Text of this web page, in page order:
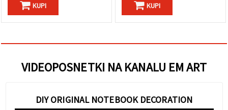
KUPI KUPI
VIDEOPOSNETKI NA KANALU EM ART
DIY ORIGINAL NOTEBOOK DECORATION